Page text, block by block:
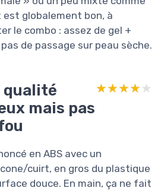
globalement bon, à
le combo : assez de gel +
de passage sur peau sèche.
qualité
mais pas
★★★★★
★★★★★
en ABS avec un
cuirt, en gros du plastique
douce. En main, ça ne fait